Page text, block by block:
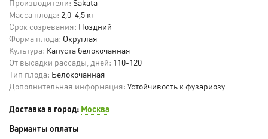
Производители: Sakata
Масса плода: 2,0-4,5 кг
Срок созревания: Поздний
Форма плода: Округлая
Культура: Капуста белокочанная
От высадки рассады, дней: 110-120
Тип плода: Белокочанная
Дополнительная информация: Устойчивость к фузариозу
Доставка в город: Москва
Варианты оплаты